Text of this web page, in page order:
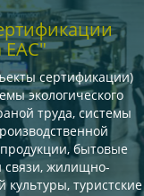
ЕАС"
сертификации)
экологического
труда, системы
бытовые
связи, жилищно-
культуры, туристские